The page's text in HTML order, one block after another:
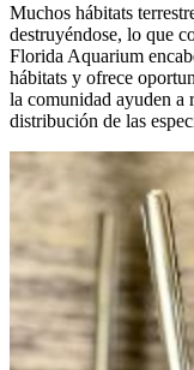
Muchos hábitats
destruyéndose, lo que
Florida Aquarium
hábitats y ofrece
la comunidad ayuden a
distribución de las